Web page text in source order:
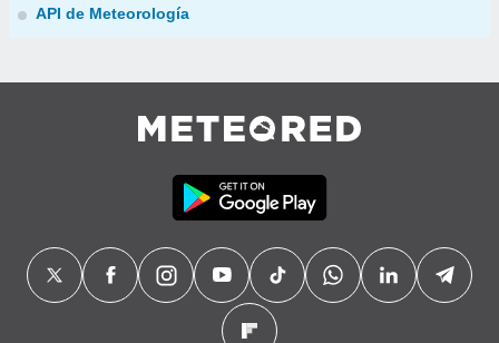
API de Meteorología